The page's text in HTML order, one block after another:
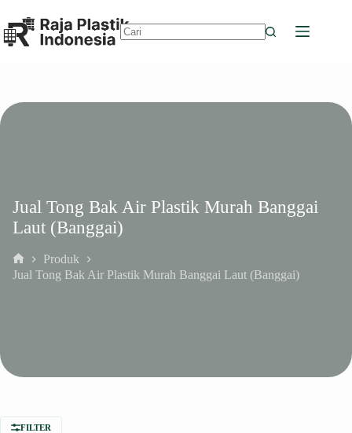
to
content
Jual Tong Bak Air Plastik Murah Banggai
Laut (Banggai)
Home
Produk
Jual Tong Bak Air Plastik Murah Banggai Laut (Banggai)
FILTER